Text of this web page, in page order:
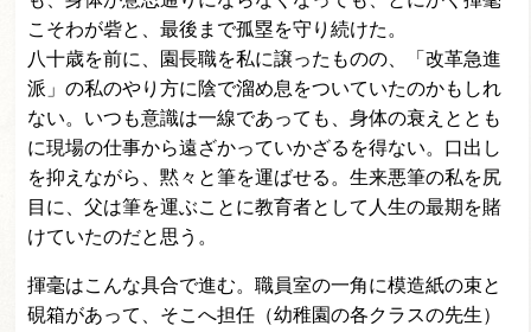
こそわが砦と、最後まで孤塁を守り続けた。
八十歳を前に、園長職を私に譲ったものの、「改革急進
派」の私のやり方に陰で溜め息をついていたのかもしれ
ない。いつも意識は一線であっても、身体の衰えととも
に現場の仕事から遠ざかっていかざるを得ない。口出し
を抑えながら、黙々と筆を運ばせる。生来悪筆の私を尻
目に、父は筆を運ぶことに教育者として人生の最期を賭
けていたのだと思う。
揮毫はこんな具合で進む。職員室の一角に模造紙の束と
硯箱があって、そこへ担任（幼稚園の各クラスの先生）